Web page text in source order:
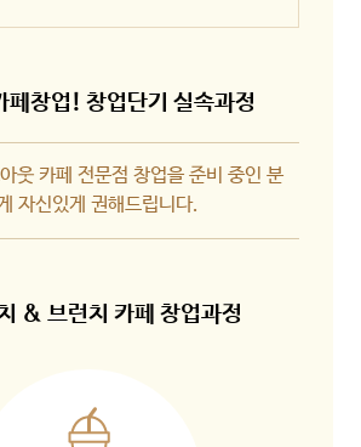
페창업! 창업단기 실속과정
웃 카페 전문점 창업을 준비 중인 분
자신있게 권해드립니다.
& 브런치 카페 창업과정